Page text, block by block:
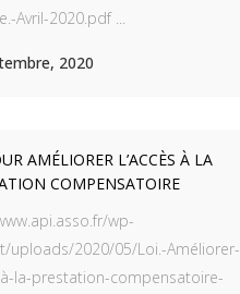
Avril-2020.pdf ...
2020
AMÉLIORER L’ACCÈS À LA
COMPENSATOIRE
wp-
uploads/2020/05/Loi.-Améliorer-
la-prestation-compensatoire-